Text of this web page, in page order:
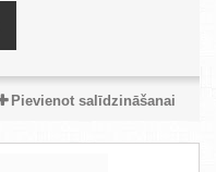
Pievienot salīdzināšanai